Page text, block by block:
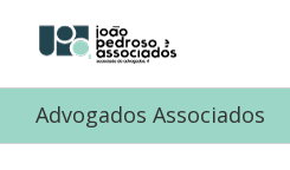
Advogados Associados